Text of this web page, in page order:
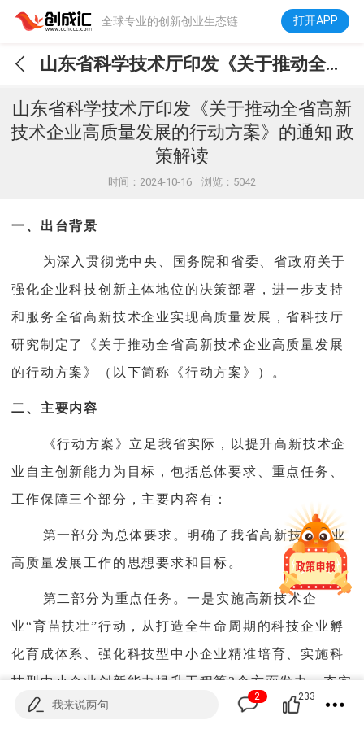
全球专业的创新创业生态链 打开APP
山东省科学技术厅印发《关于推动全省高新技术企业高质量发展的行动方案》的通知 政策解读
山东省科学技术厅印发《关于推动全省高新
技术企业高质量发展的行动方案》的通知 政
策解读
时间：2024-10-16 浏览：5042
一、出台背景
为深入贯彻党中央、国务院和省委、省政府关于
强化企业科技创新主体地位的决策部署，进一步支持
和服务全省高新技术企业实现高质量发展，省科技厅
研究制定了《关于推动全省高新技术企业高质量发展
的行动方案》（以下简称《行动方案》）。
二、主要内容
《行动方案》立足我省实际，以提升高新技术企
业自主创新能力为目标，包括总体要求、重点任务、
工作保障三个部分，主要内容有：
第一部分为总体要求。明确了我省高新技术企业
高质量发展工作的思想要求和目标。
第二部分为重点任务。一是实施高新技术企
业“育苗扶壮”行动，从打造全生命周期的科技企业孵
化育成体系、强化科技型中小企业精准培育、实施科
技型中小企业创新能力提升工程等3个方面发力，夯实
高新技术企业的培育根基。二是实施高新技术企业“创
我来说两句
2 233